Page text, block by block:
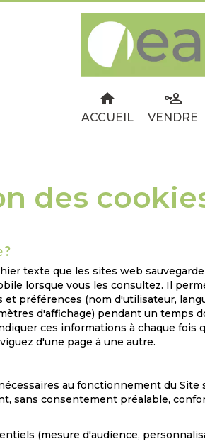
ACCUEIL VENDRE
des
?
texte que les sites web
lorsque vous les consultez. Il
et préférences (nom d'utilisateur,
d'affichage) pendant un temps
ces informations à chaque fois
d'une page à une autre.
au fonctionnement du Site
sans consentement préalable,
(mesure d'audience,